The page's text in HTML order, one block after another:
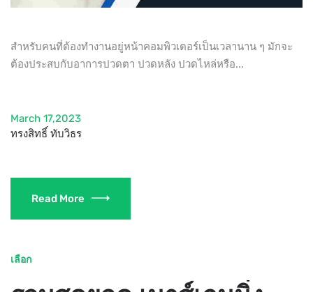
สำหรับคนที่ต้องทำงานอยู่หน้าคอมพิวเตอร์เป็นเวลานาน ๆ มักจะ
ต้องประสบกับอาการปวดตา ปวดหลัง ปวดไหล่หรือ...
March 17,2023
ทรงสิทธิ์ ทับวิธร
Read More
เลือก